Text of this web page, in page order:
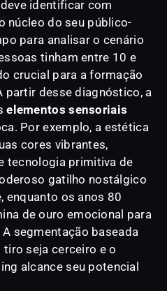
identificar com
núcleo do seu público-
para analisar o cenário
tinham entre 10 e
crucial para a formação
partir desse diagnóstico, a
elementos sensoriais
Por exemplo, a estética
cores vibrantes,
tecnologia primitiva de
gatilho nostálgico
enquanto os anos 80
de ouro emocional para
segmentação baseada
seja cerceiro e o
alcance seu potencial